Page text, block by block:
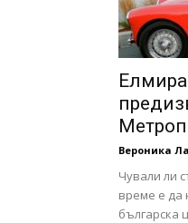
Вероника
Чували ли
време е да
българска